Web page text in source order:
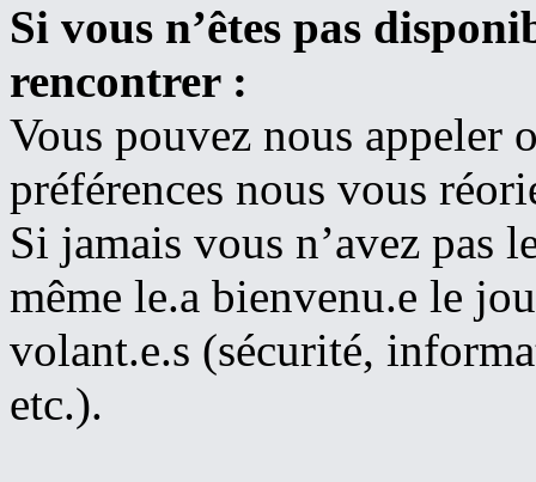
Si vous n’êtes pas
rencontrer :
Vous pouvez nous appeler
préférences nous vous
Si jamais vous n’avez pas
même le.a bienvenu.e le
volant.e.s (sécurité,
etc.).